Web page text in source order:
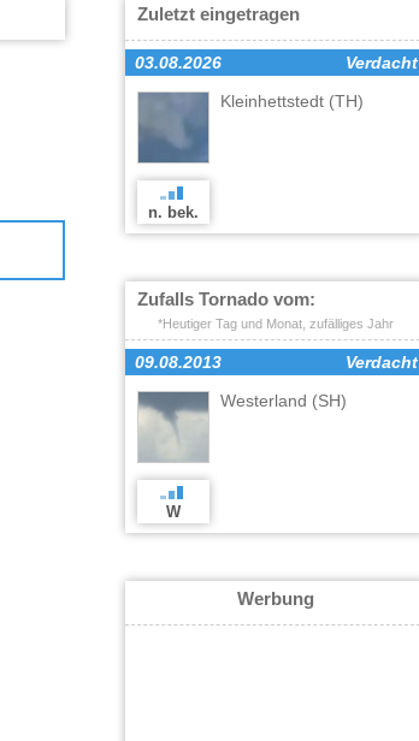
Zuletzt eingetragen
03.08.2026
Verdacht
Kleinhettstedt (TH)
n. bek.
Zufalls Tornado vom:
*Heutiger Tag und Monat, zufälliges Jahr
09.08.2013
Verdacht
Westerland (SH)
W
Werbung